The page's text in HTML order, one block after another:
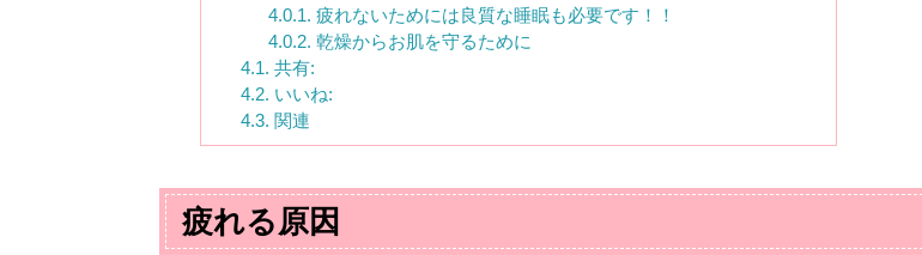
4.0.1. 疲れないためには良質な睡眠も必要です！！
4.0.2. 乾燥からお肌を守るために
4.1. 共有:
4.2. いいね:
4.3. 関連
疲れる原因